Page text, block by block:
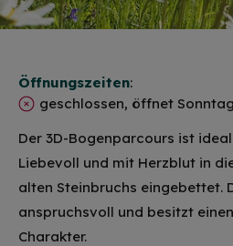
Öffnungszeiten:
geschlossen, öffnet
Der 3D-Bogenparcours ist
Liebevoll und mit Herzblut in
alten Steinbruchs eingebettet.
anspruchsvoll und besitzt
Charakter.